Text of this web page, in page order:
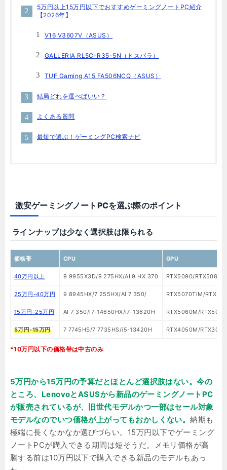
5万円以上15万円以下でおすすめゲーミングノートPC紹介
【2026年】
V16 V3607V（ASUS）
GALLERIA RL5C-R35-5N（ドスパラ）
TUF Gaming A15 FA506NCQ（ASUS）
結局どれを選べばいい？
よくある質問
最短で選ぶ！ゲーミングPC検索ナビ
激安ゲーミングノートPCを選ぶ際のポイント
ラインナップは少なく選択肢は限られる
価格帯 CPU GPU
40万円以上 9 9955X3D/9 275HX/AI 9 HX 370 RTX5090/RTX5080
25万円-40万円 9 8945HX/7 255HX/AI 7 350/ RTX5070TiM/
15万円-25万円 AI 7 350/i7-14650HX/i7-13620H RTX5060M/
5万円-15万円 7 7745HS/7 7735HS/i5-13420H RTX4050M/
*10万円以下の価格帯は中古のみ
5万円から15万円の予算だとほとんど選択肢はない。今の
ところ、LenovoとASUSから新品のゲーミングノートPC
が販売されているが、旧世代モデルかつ一部はセール対象
モデルなのでいつ価格が上がってもおかしくない。納期も
極端に長くなかなか選びづらい。15万円以下でゲーミング
ノートPCが購入できる期間は短そうだ。メモリ価格が高
騰する前は10万円以下で購入できる新品のモデルもあっ